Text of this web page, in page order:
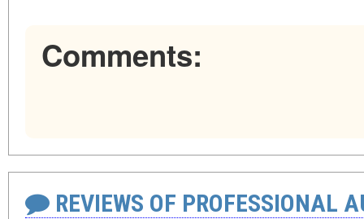
Comments:
REVIEWS OF PROFESSIONAL